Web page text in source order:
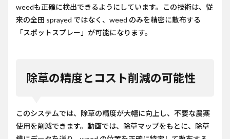
weedも正確に検出できるようにしています。この技術は、従
来の全田 sprayed ではなく、weed のみを精密に散布する
「スポットスプレー」が可能になります。
除草の精度とコスト削減の可能性
このシステムでは、除草の精度が大幅に向上し、不要な農薬
使用を削減できます。動画では、除草マップをもとに、除草